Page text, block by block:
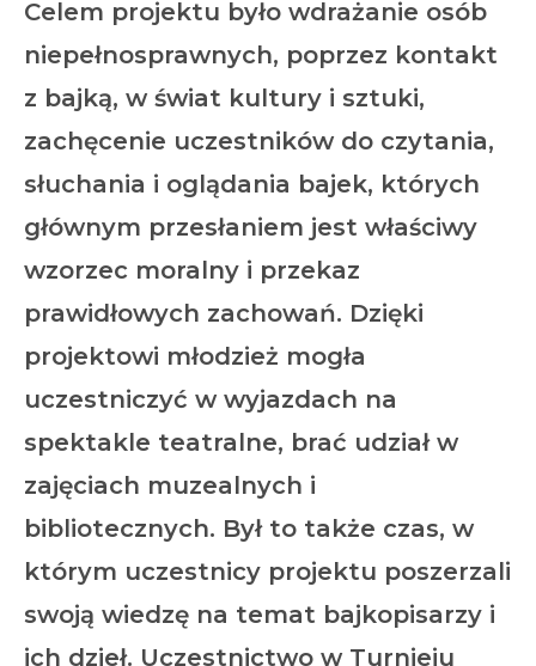
Celem projektu było wdrażanie osób
niepełnosprawnych, poprzez kontakt
z bajką, w świat kultury i sztuki,
zachęcenie uczestników do czytania,
słuchania i oglądania bajek, których
głównym przesłaniem jest właściwy
wzorzec moralny i przekaz
prawidłowych zachowań. Dzięki
projektowi młodzież mogła
uczestniczyć w wyjazdach na
spektakle teatralne, brać udział w
zajęciach muzealnych i
bibliotecznych. Był to także czas, w
którym uczestnicy projektu poszerzali
swoją wiedzę na temat bajkopisarzy i
ich dzieł. Uczestnictwo w Turnieju